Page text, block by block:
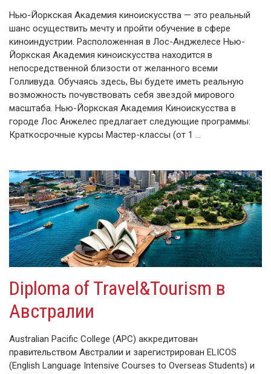
Нью-Йоркская Академия киноискусства — это реальный
шанс осуществить мечту и пройти обучение в сфере
киноиндустрии. Расположенная в Лос-Анджелесе Нью-
Йоркская Академия киноискусства находится в
непосредственной близости от желанного всеми
Голливуда. Обучаясь здесь, Вы будете иметь реальную
возможность почувствовать себя звездой мирового
масштаба. Нью-Йоркская Академия Киноискусства в
городе Лос Анжелес предлагает следующие программы:
Краткосрочные курсы Мастер-классы (от 1 …
Diploma of Travel&Tourism в
Австралии
Australian Pacific College (APC) аккредитован
правительством Австралии и зарегистрирован ELICOS
(English Language Intensive Courses to Overseas Students) и